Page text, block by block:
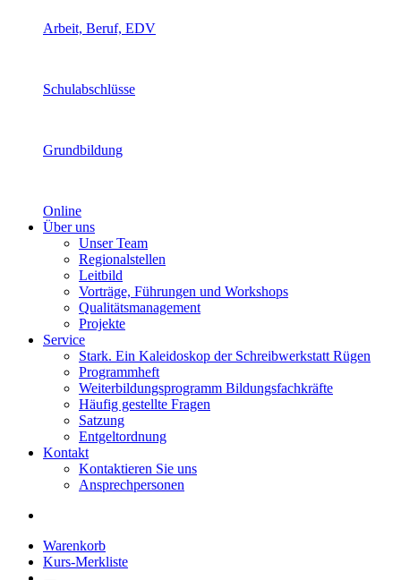
Arbeit, Beruf, EDV
Schulabschlüsse
Grundbildung
Online
Über uns
Unser Team
Regionalstellen
Leitbild
Vorträge, Führungen und Workshops
Qualitätsmanagement
Projekte
Service
Stark. Ein Kaleidoskop der Schreibwerkstatt Rügen
Programmheft
Weiterbildungsprogramm Bildungsfachkräfte
Häufig gestellte Fragen
Satzung
Entgeltordnung
Kontakt
Kontaktieren Sie uns
Ansprechpersonen
Warenkorb
Kurs-Merkliste